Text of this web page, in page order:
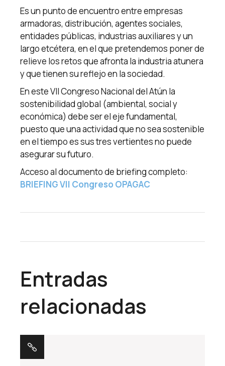
Es un punto de encuentro entre empresas
armadoras, distribución, agentes sociales,
entidades públicas, industrias auxiliares y un
largo etcétera, en el que pretendemos poner de
relieve los retos que afronta la industria atunera
y que tienen su reflejo en la sociedad.
En este VII Congreso Nacional del Atún la
sostenibilidad global (ambiental, social y
económica) debe ser el eje fundamental,
puesto que una actividad que no sea sostenible
en el tiempo es sus tres vertientes no puede
asegurar su futuro.
Acceso al documento de briefing completo:
BRIEFING VII Congreso OPAGAC
Entradas
relacionadas